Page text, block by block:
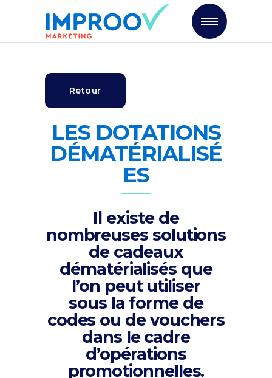
Retour
LES DOTATIONS
DÉMATÉRIALISÉ
ES
Il existe de
nombreuses solutions
de cadeaux
dématérialisés que
l’on peut utiliser
sous la forme de
codes ou de vouchers
dans le cadre
d’opérations
promotionnelles.